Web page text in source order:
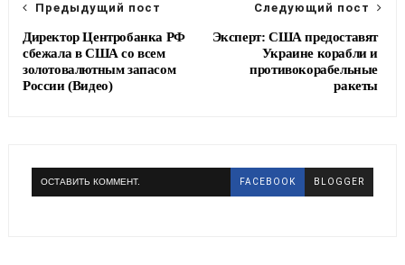
Следующий пост
Эксперт: США предоставят
Украине корабли и
противокорабельные
ракеты
Предыдущий пост
Директор Центробанка РФ
сбежала в США со всем
золотовалютным запасом
России (Видео)
ОСТАВИТЬ КОММЕНТ. FACEBOOK BLOGGER